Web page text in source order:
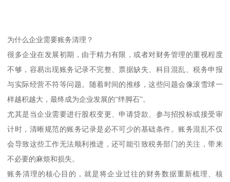
为什么企业需要账务清理？
很多企业在发展初期，由于精力有限，或者对财务管理的重视程度
不够，容易出现账务记录不完整、票据缺失、科目混乱、税务申报
与实际经营不符等问题。随着时间的推移，这些问题会像滚雪球一
样越积越大，最终成为企业发展的“绊脚石”。
尤其是当企业需要进行股权变更、申请贷款、参与招投标或接受审
计时，清晰规范的账务记录是必不可少的基础条件。账务混乱不仅
会导致这些工作无法顺利推进，还可能引致税务部门的关注，带来
不必要的麻烦和损失。
账务清理的核心目的，就是将企业过往的财务数据重新梳理、核